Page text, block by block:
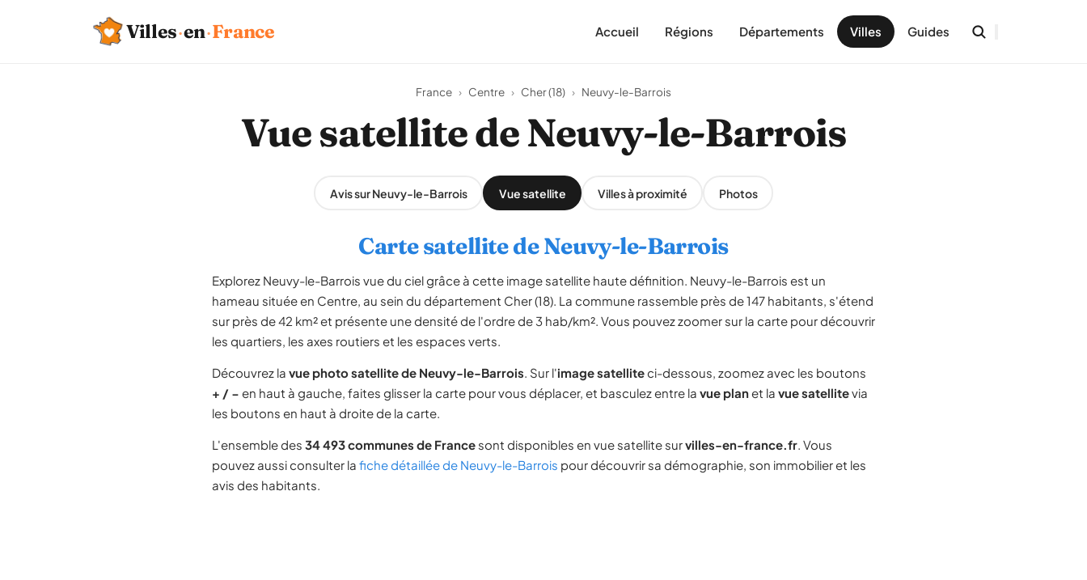
Villes·en·France Accueil Régions Départements Villes Guides
France › Centre › Cher (18) › Neuvy-le-Barrois
Vue satellite de Neuvy-le-Barrois
Avis sur Neuvy-le-Barrois Vue satellite Villes à proximité Photos
Carte satellite de Neuvy-le-Barrois
Explorez Neuvy-le-Barrois vue du ciel grâce à cette image satellite haute définition. Neuvy-le-Barrois est un
hameau située en Centre, au sein du département Cher (18). La commune rassemble près de 147 habitants, s'étend
sur près de 42 km² et présente une densité de l'ordre de 3 hab/km². Vous pouvez zoomer sur la carte pour découvrir
les quartiers, les axes routiers et les espaces verts.
Découvrez la vue photo satellite de Neuvy-le-Barrois. Sur l'image satelliteci-dessous, zoomez avec les boutons
+ / − en haut à gauche, faites glisser la carte pour vous déplacer, et basculez entre la vue planet la vue satellitevia
les boutons en haut à droite de la carte.
L'ensemble des 34 493 communes de France sont disponibles en vue satellite survilles-en-france.fr. Vous
pouvez aussi consulter la fiche détaillée de Neuvy-le-Barrois pour découvrir sa démographie, son immobilier et les
avis des habitants.